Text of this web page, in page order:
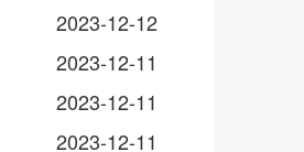
2023-12-12
2023-12-11
2023-12-11
2023-12-11